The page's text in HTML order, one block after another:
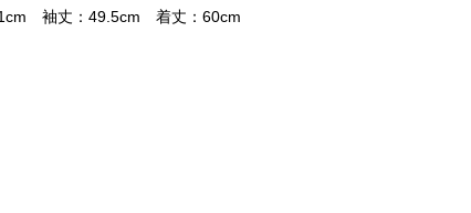
袖丈：49.5cm 着丈：60cm